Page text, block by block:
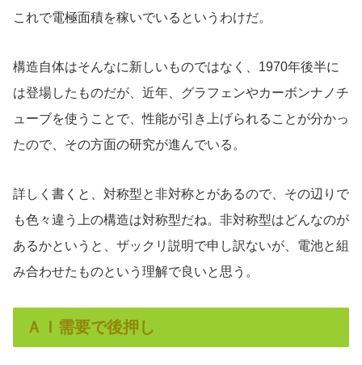
これで電極面積を稼いでいるというわけだ。
構造自体はそんなに新しいものではなく、1970年後半に
は登場したものだが、近年、グラフェンやカーボンナノチ
ューブを使うことで、性能が引き上げられることが分かっ
たので、その方面の研究が進んでいる。
詳しく書くと、対称型と非対称とがあるので、その辺りで
も色々違う上の構造は対称型だね。非対称型はどんなのが
あるかというと、ザックリ説明で申し訳ないが、電池と組
み合わせたものという理解で良いと思う。
ＡＩ需要で後押し